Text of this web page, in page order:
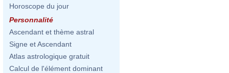
Horoscope du jour
Personnalité
Ascendant et thème astral
Signe et Ascendant
Atlas astrologique gratuit
Calcul de l'élément dominant